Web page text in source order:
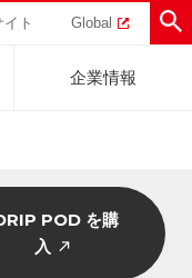
ト Global
企業情報
POD を購
入